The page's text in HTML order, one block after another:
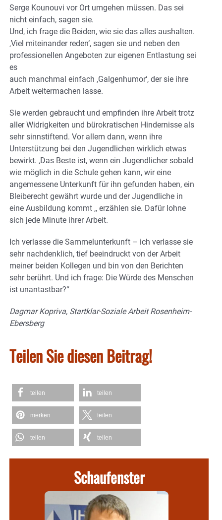
Serge Kounouvi vor Ort umgehen müssen. Das sei
nicht einfach, sagen sie.
Und, ich frage die Beiden, wie sie das alles aushalten.
‚Viel miteinander reden‘, sagen sie und neben den
professionellen Angeboten zur eigenen Entlastung sei
es
auch manchmal einfach ‚Galgenhumor‘, der sie ihre
Arbeit weitermachen lasse.
Sie werden gebraucht und empfinden ihre Arbeit trotz
aller Widrigkeiten und bürokratischen Hindernisse als
sehr sinnstiftend. Vor allem dann, wenn ihre
Unterstützung bei den Jugendlichen wirklich etwas
bewirkt. ‚Das Beste ist, wenn ein Jugendlicher sobald
wie möglich in die Schule gehen kann, wir eine
angemessene Unterkunft für ihn gefunden haben, ein
Bleiberecht gewährt wurde und der Jugendliche in
eine Ausbildung kommt ‚, erzählen sie. Dafür lohne
sich jede Minute ihrer Arbeit.
Ich verlasse die Sammelunterkunft – ich verlasse sie
sehr nachdenklich, tief beeindruckt von der Arbeit
meiner beiden Kollegen und bin von den Berichten
sehr berührt. Und ich frage: Die Würde des Menschen
ist unantastbar?“
Dagmar Kopriva, Startklar-Soziale Arbeit Rosenheim-
Ebersberg
Teilen Sie diesen Beitrag!
teilen teilen
merken teilen
teilen teilen
Schaufenster